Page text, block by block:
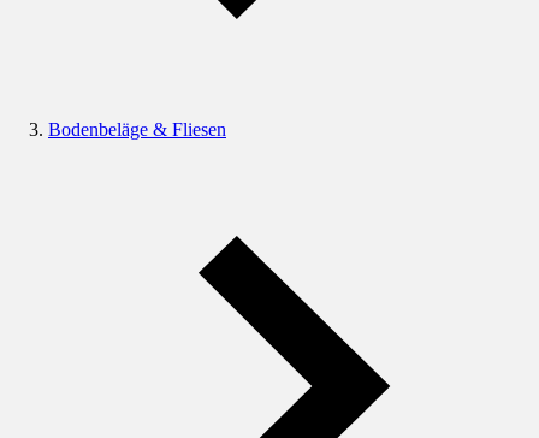
Bodenbeläge & Fliesen